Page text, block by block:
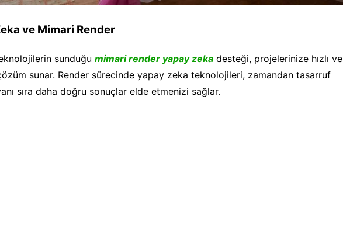
ve Mimari Render
sunduğu mimari render yapay zeka desteği, projelerinize hızlı ve
sunar. Render sürecinde yapay zeka teknolojileri, zamandan tasarruf
sıra daha doğru sonuçlar elde etmenizi sağlar.